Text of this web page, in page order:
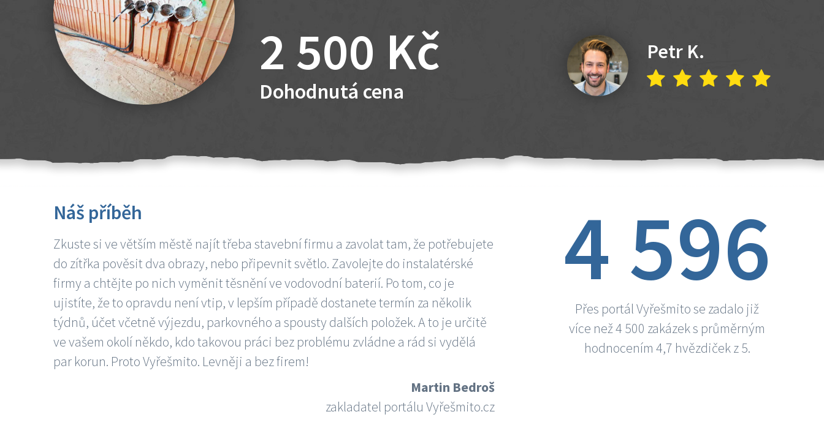
2 500 Kč
Dohodnutá cena
Petr K.
Náš příběh
Zkuste si ve větším městě najít třeba stavební firmu a zavolat tam, že potřebujete
do zítřka pověsit dva obrazy, nebo připevnit světlo. Zavolejte do instalatérské
firmy a chtějte po nich vyměnit těsnění ve vodovodní baterií. Po tom, co je
ujistíte, že to opravdu není vtip, v lepším případě dostanete termín za několik
týdnů, účet včetně výjezdu, parkovného a spousty dalších položek. A to je určitě
ve vašem okolí někdo, kdo takovou práci bez problému zvládne a rád si vydělá
par korun. Proto Vyřešmito. Levněji a bez firem!
Martin Bedroš
zakladatel portálu Vyřešmito.cz
4 596
Přes portál Vyřešmito se zadalo již
více než 4 500 zakázek s průměrným
hodnocením 4,7 hvězdiček z 5.